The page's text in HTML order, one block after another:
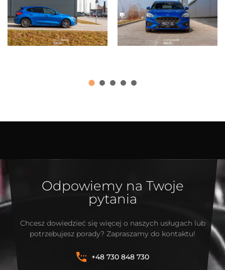
Odpowiemy na Twoje
pytania
Chcesz dowiedzieć się więcej o naszych usługach lub
potrzebujesz porady? Zapraszamy do kontaktu!
+48 730 848 730